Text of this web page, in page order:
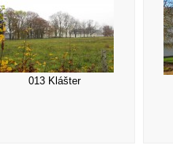
013 Klášter